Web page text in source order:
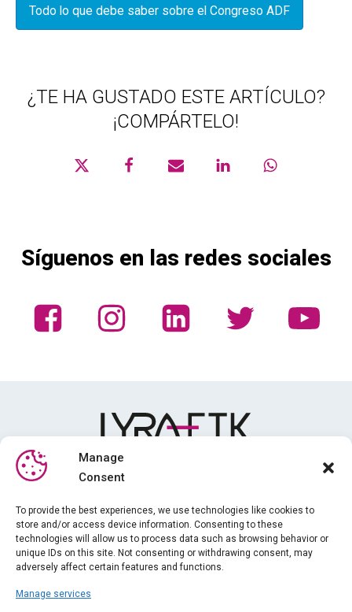
Manage
Consent
To provide the best experiences, we use technologies like cookies to
store and/or access device information. Consenting to these
technologies will allow us to process data such as browsing behavior or
unique IDs on this site. Not consenting or withdrawing consent, may
adversely affect certain features and functions.
Manage services
Todo lo que debe saber sobre el Congreso ADF
¿TE HA GUSTADO ESTE ARTÍCULO?
¡COMPÁRTELO!
Síguenos en las redes sociales
Formación
Noticias